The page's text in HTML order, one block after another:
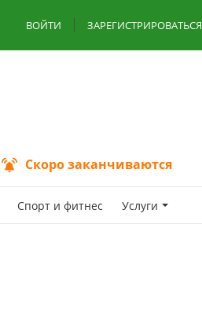
ВОЙТИ ЗАРЕГИСТРИРОВАТЬСЯ
Скоро заканчиваются
Спoрт и фитнес Услуги